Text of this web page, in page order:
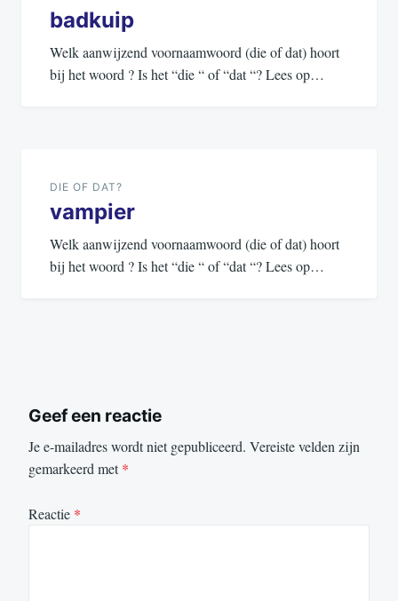
badkuip
Welk aanwijzend voornaamwoord (die of dat) hoort
bij het woord ? Is het “die “ of “dat “? Lees op…
DIE OF DAT?
vampier
Welk aanwijzend voornaamwoord (die of dat) hoort
bij het woord ? Is het “die “ of “dat “? Lees op…
Geef een reactie
Je e-mailadres wordt niet gepubliceerd. Vereiste velden zijn
gemarkeerd met*
Reactie *